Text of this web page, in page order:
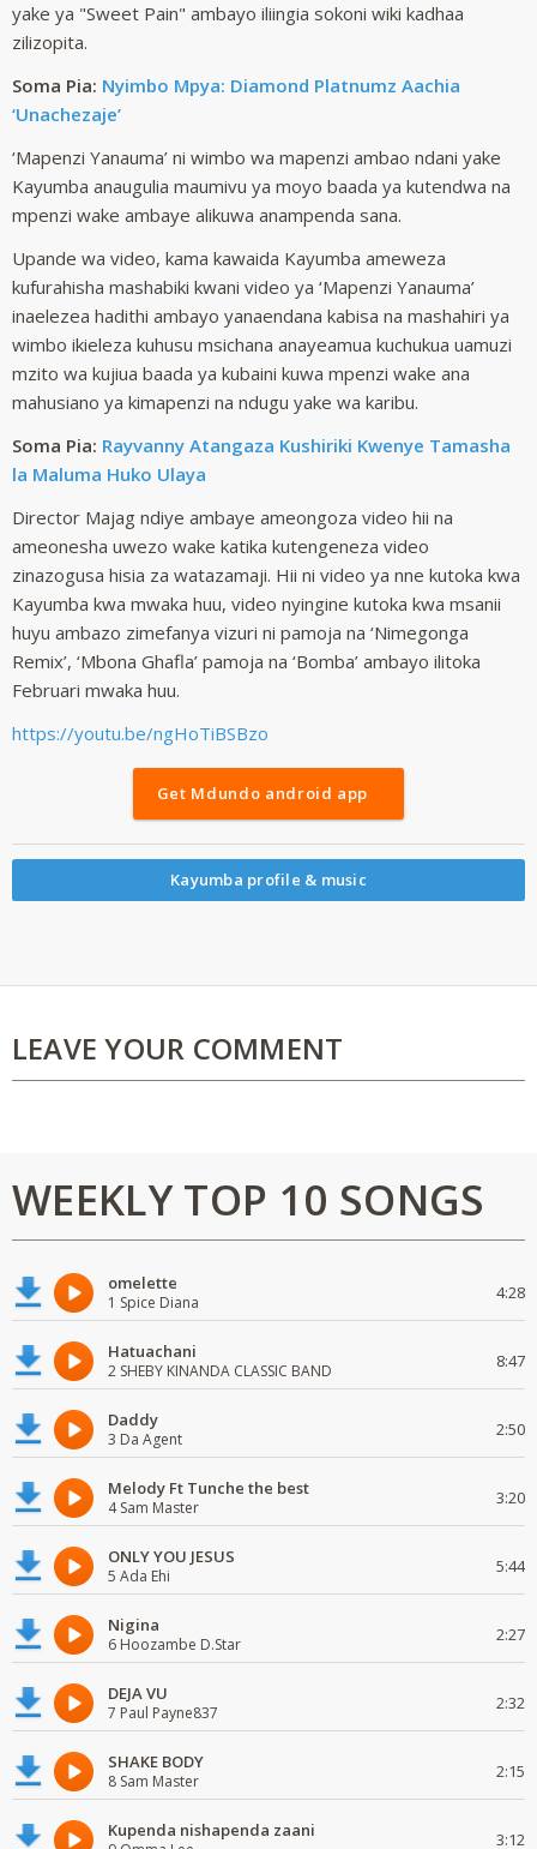
yake ya "Sweet Pain" ambayo iliingia sokoni wiki kadhaa
zilizopita.
Soma Pia: Nyimbo Mpya: Diamond Platnumz Aachia
‘Unachezaje’
‘Mapenzi Yanauma’ ni wimbo wa mapenzi ambao ndani yake
Kayumba anaugulia maumivu ya moyo baada ya kutendwa na
mpenzi wake ambaye alikuwa anampenda sana.
Upande wa video, kama kawaida Kayumba ameweza
kufurahisha mashabiki kwani video ya ‘Mapenzi Yanauma’
inaelezea hadithi ambayo yanaendana kabisa na mashahiri ya
wimbo ikieleza kuhusu msichana anayeamua kuchukua uamuzi
mzito wa kujiua baada ya kubaini kuwa mpenzi wake ana
mahusiano ya kimapenzi na ndugu yake wa karibu.
Soma Pia: Rayvanny Atangaza Kushiriki Kwenye Tamasha
la Maluma Huko Ulaya
Director Majag ndiye ambaye ameongoza video hii na
ameonesha uwezo wake katika kutengeneza video
zinazogusa hisia za watazamaji. Hii ni video ya nne kutoka kwa
Kayumba kwa mwaka huu, video nyingine kutoka kwa msanii
huyu ambazo zimefanya vizuri ni pamoja na ‘Nimegonga
Remix’, ‘Mbona Ghafla’ pamoja na ‘Bomba’ ambayo ilitoka
Februari mwaka huu.
https://youtu.be/ngHoTiBSBzo
Get Mdundo android app
Kayumba profile & music
LEAVE YOUR COMMENT
WEEKLY TOP 10 SONGS
omelette
1 Spice Diana 4:28
Hatuachani
2 SHEBY KINANDA CLASSIC BAND 8:47
Daddy
3 Da Agent 2:50
Melody Ft Tunche the best
4 Sam Master 3:20
ONLY YOU JESUS
5 Ada Ehi 5:44
Nigina
6 Hoozambe D.Star 2:27
DEJA VU
7 Paul Payne837 2:32
SHAKE BODY
8 Sam Master 2:15
Kupenda nishapenda zaani 3:12